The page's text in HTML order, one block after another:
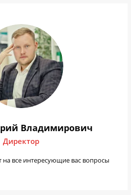
Владимирович
Директор
на все интересующие вас вопросы